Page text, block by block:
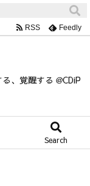
、覚醒する @CDiP
Search
RSS Feedly